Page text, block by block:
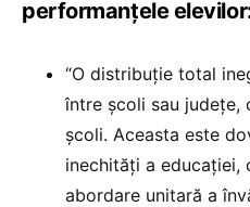
performanțele
“O distribuție total
între școli sau județe,
școli. Aceasta este
inechități a educației,
abordare unitară a